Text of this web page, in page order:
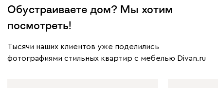
Обустраиваете дом? Мы хотим
посмотреть!
Тысячи наших клиентов уже поделились
фотографиями стильных квартир с мебелью Divan.ru